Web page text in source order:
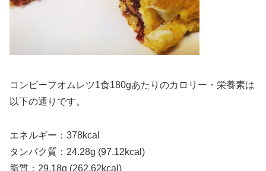
コンビーフオムレツ1食180gあたりのカロリー・栄養素は
以下の通りです。
エネルギー：378kcal
タンパク質：24.28g (97.12kcal)
脂質：29.18g (262.62kcal)